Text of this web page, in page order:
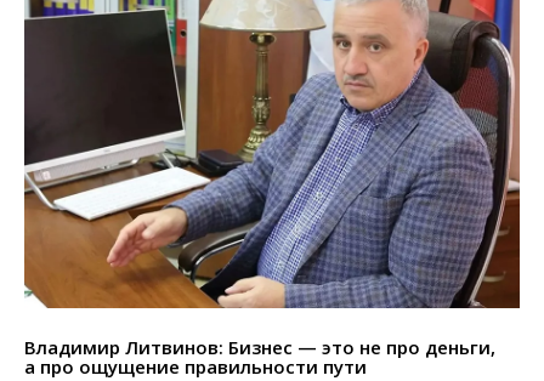
Владимир Литвинов: Бизнес — это не про деньги,
а про ощущение правильности пути